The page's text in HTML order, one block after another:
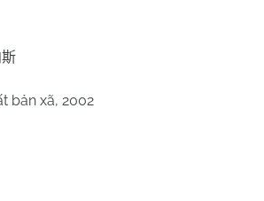
bản xã, 2002